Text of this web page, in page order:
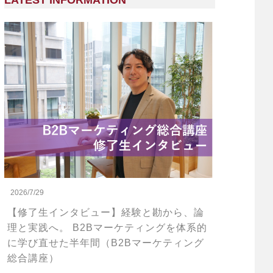
2026/7/29
【修了生インタビュー】経験と勘から、論
理と実践へ。 B2Bマーケティングを体系的
に学び直せた半年間（B2Bマーケティング
総合講座）